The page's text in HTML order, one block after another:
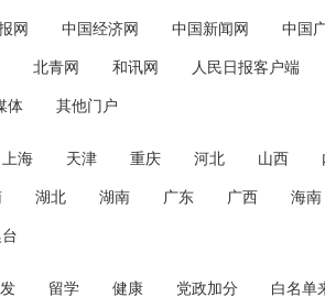
网 中国经济网 中国新闻网 中国
北青网 和讯网 人民日报客户端
体 其他门户
上海 天津 重庆 河北 山西
湖北 湖南 广东 广西 海南
留学 健康 党政加分 白名单